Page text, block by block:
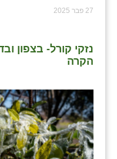
27 פבר 2025
נזקי קורל- בצפון
הקרה